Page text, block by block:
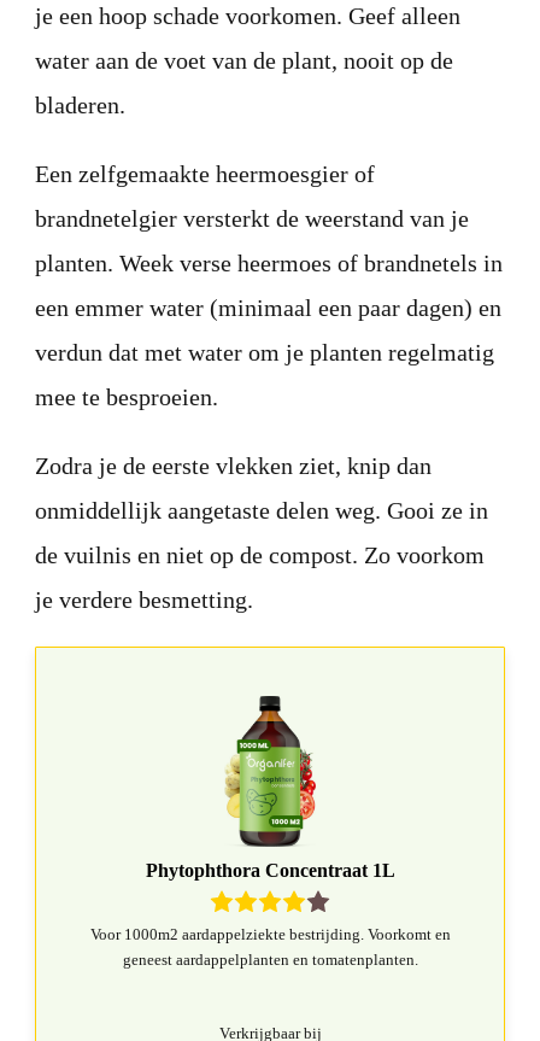
je een hoop schade voorkomen. Geef alleen
water aan de voet van de plant, nooit op de
bladeren.
Een zelfgemaakte heermoesgier of
brandnetelgier versterkt de weerstand van je
planten. Week verse heermoes of brandnetels in
een emmer water (minimaal een paar dagen) en
verdun dat met water om je planten regelmatig
mee te besproeien.
Zodra je de eerste vlekken ziet, knip dan
onmiddellijk aangetaste delen weg. Gooi ze in
de vuilnis en niet op de compost. Zo voorkom
je verdere besmetting.
Phytophthora Concentraat 1L
Voor 1000m2 aardappelziekte bestrijding. Voorkomt en
geneest aardappelplanten en tomatenplanten.
Verkrijgbaar bij